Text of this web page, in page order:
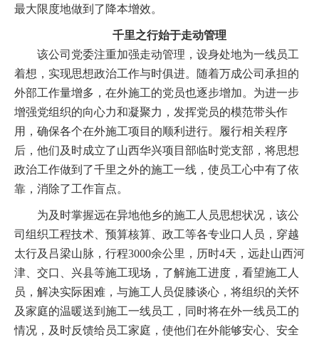
最大限度地做到了降本增效。
千里之行始于走动管理
该公司党委注重加强走动管理，设身处地为一线员工
着想，实现思想政治工作与时俱进。随着万成公司承担的
外部工作量增多，在外施工的党员也逐步增加。为进一步
增强党组织的向心力和凝聚力，发挥党员的模范带头作
用，确保各个在外施工项目的顺利进行。履行相关程序
后，他们及时成立了山西华兴项目部临时党支部，将思想
政治工作做到了千里之外的施工一线，使员工心中有了依
靠，消除了工作盲点。
为及时掌握远在异地他乡的施工人员思想状况，该公
司组织工程技术、预算核算、政工等各专业口人员，穿越
太行及吕梁山脉，行程3000余公里，历时4天，远赴山西河
津、交口、兴县等施工现场，了解施工进度，看望施工人
员，解决实际困难，与施工人员促膝谈心，将组织的关怀
及家庭的温暖送到施工一线员工，同时将在外一线员工的
情况，及时反馈给员工家庭，使他们在外能够安心、安全